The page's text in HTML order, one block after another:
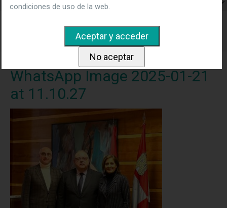
Sanidad de Castilla y León, Alejandro Vazquez
WhatsApp Image 2025-01-21 at 11.10.27
WhatsApp Image 2025-01-21
at 11.10.27
condiciones de uso de la web.